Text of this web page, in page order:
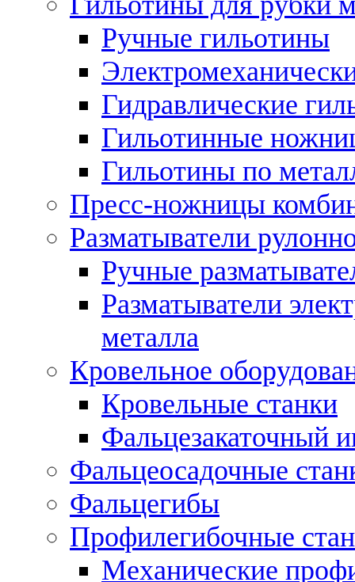
Ручные гильотины
Гидравлические
Гильотинные
Гильотины по
Пресс-ножницы
Разматыватели
Ручные
Разматыватели
металла
Кровельное
Кровельные станки
Фальцезакаточный
Фальцеосадочные
Фальцегибы
Профилегибочные
Механические